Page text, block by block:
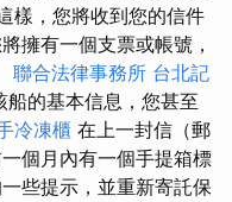
樣，您將收到您的信件
擁有一個支票或帳號，
聯合法律事務所 台北記
的基本信息，您甚至
冷凍櫃 在上一封信（郵
個月內有一個手提箱標
些提示，並重新寄託保